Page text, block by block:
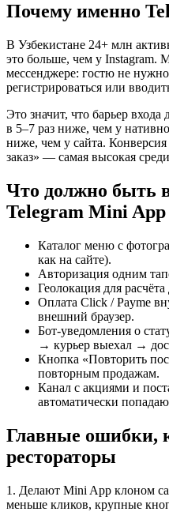
Почему именно
В Узбекистане 24+ млн
это больше, чем у Instagram.
мессенджере: гостю не
регистрироваться или
Это значит, что барьер
в 5–7 раз ниже, чем у
ниже, чем у сайта.
заказ» — самая высокая
Что должно быть
Telegram Mini App
Каталог меню с
как на сайте).
Авторизация одним
Геолокация для
Оплата Click / Payme
внешний браузер.
Бот-уведомления о
→ курьер выехал →
Кнопка «Повторить
повторным продажам.
Канал с акциями и
автоматически
Главные ошибки,
рестораторы
1. Делают Mini App клоном
меньше кликов, крупные